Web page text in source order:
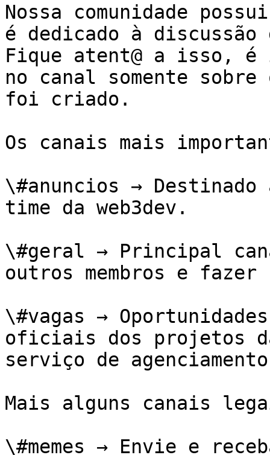
Nossa comunidade
é dedicado à
Fique atent@ a isso, é
no canal somente
foi criado.
Os canais mais
\#anuncios →
time da web3dev.
\#geral → Principal
outros membros e fazer
\#vagas →
oficiais dos projetos
serviço de
Mais alguns canais
\#memes → Envie e